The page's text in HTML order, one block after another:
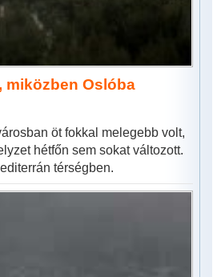
miközben Oslóba
öt fokkal melegebb volt,
hétfőn sem sokat változott.
térségben.